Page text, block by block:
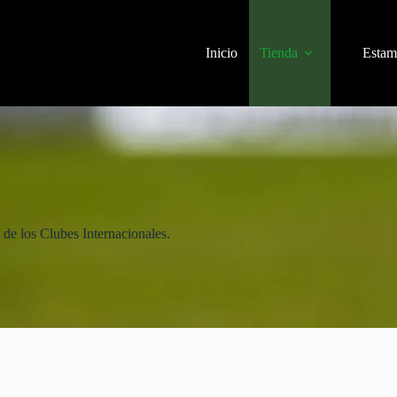
Inicio Tienda
los Clubes Internacionales.